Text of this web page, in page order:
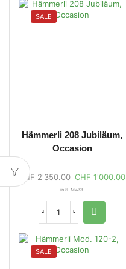
SALE
Hämmerli 208 Jubiläum,
Occasion
CHF2'350.00 CHF 1'000.00
inkl. MwSt.
SALE